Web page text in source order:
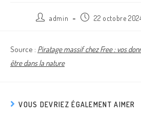
admin 22 octobre
Source : Piratage massif chez Free : vos
être dans la nature
VOUS DEVRIEZ ÉGALEMENT AIMER